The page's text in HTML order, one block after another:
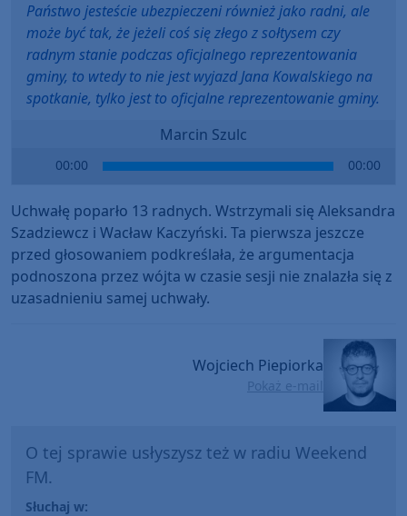
Państwo jesteście ubezpieczeni również jako radni, ale
może być tak, że jeżeli coś się złego z sołtysem czy
radnym stanie podczas oficjalnego reprezentowania
gminy, to wtedy to nie jest wyjazd Jana Kowalskiego na
spotkanie, tylko jest to oficjalne reprezentowanie gminy.
Marcin Szulc
00:00 00:00
Uchwałę poparło 13 radnych. Wstrzymali się Aleksandra
Szadziewcz i Wacław Kaczyński. Ta pierwsza jeszcze
przed głosowaniem podkreślała, że argumentacja
podnoszona przez wójta w czasie sesji nie znalazła się z
uzasadnieniu samej uchwały.
Wojciech Piepiorka
Pokaż e-mail
O tej sprawie usłyszysz też w radiu Weekend
FM.
Słuchaj w: